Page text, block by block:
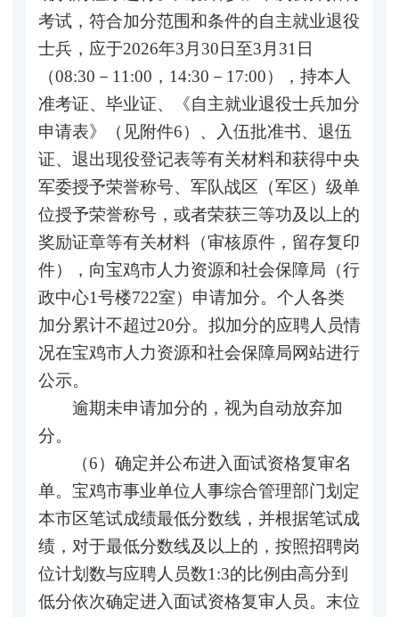
考试，符合加分范围和条件的自主就业退役
士兵，应于2026年3月30日至3月31日
（08:30－11:00，14:30－17:00），持本人
准考证、毕业证、《自主就业退役士兵加分
申请表》（见附件6）、入伍批准书、退伍
证、退出现役登记表等有关材料和获得中央
军委授予荣誉称号、军队战区（军区）级单
位授予荣誉称号，或者荣获三等功及以上的
奖励证章等有关材料（审核原件，留存复印
件），向宝鸡市人力资源和社会保障局（行
政中心1号楼722室）申请加分。个人各类
加分累计不超过20分。拟加分的应聘人员情
况在宝鸡市人力资源和社会保障局网站进行
公示。
逾期未申请加分的，视为自动放弃加
分。
（6）确定并公布进入面试资格复审名
单。宝鸡市事业单位人事综合管理部门划定
本市区笔试成绩最低分数线，并根据笔试成
绩，对于最低分数线及以上的，按照招聘岗
位计划数与应聘人员数1:3的比例由高分到
低分依次确定进入面试资格复审人员。末位